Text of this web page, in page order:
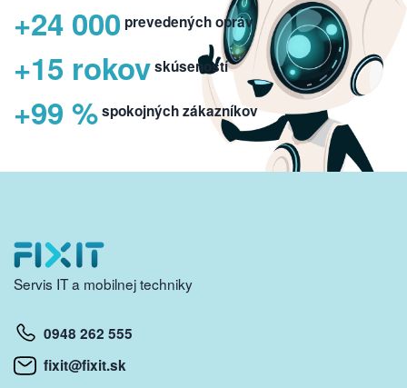
+24 000 prevedených opráv
+15 rokovskúseností
+99 %spokojných zákazníkov
Servis IT a mobilnej techniky
0948 262 555
fixit@fixit.sk